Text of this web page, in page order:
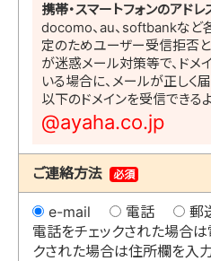
携帯・スマートフォンのアド
docomo、au、softbankなど
定のためユーザー受信拒否
が迷惑メール対策等で、ドメ
いる場合に、メールが正しく
以下のドメインを受信できる
@ayaha.co.jp
ご連絡方法 必須
e-mail 電話
郵
電話をチェックされた場合
クされた場合は住所欄を入力